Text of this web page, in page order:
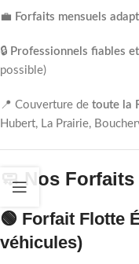
💼 Forfaits mensuels
🔒 Professionnels fiables
possible)
📍 Couverture de toute la
Hubert, La Prairie,
🧼 Nos
🟢 Forfait Flotte
véhicules)